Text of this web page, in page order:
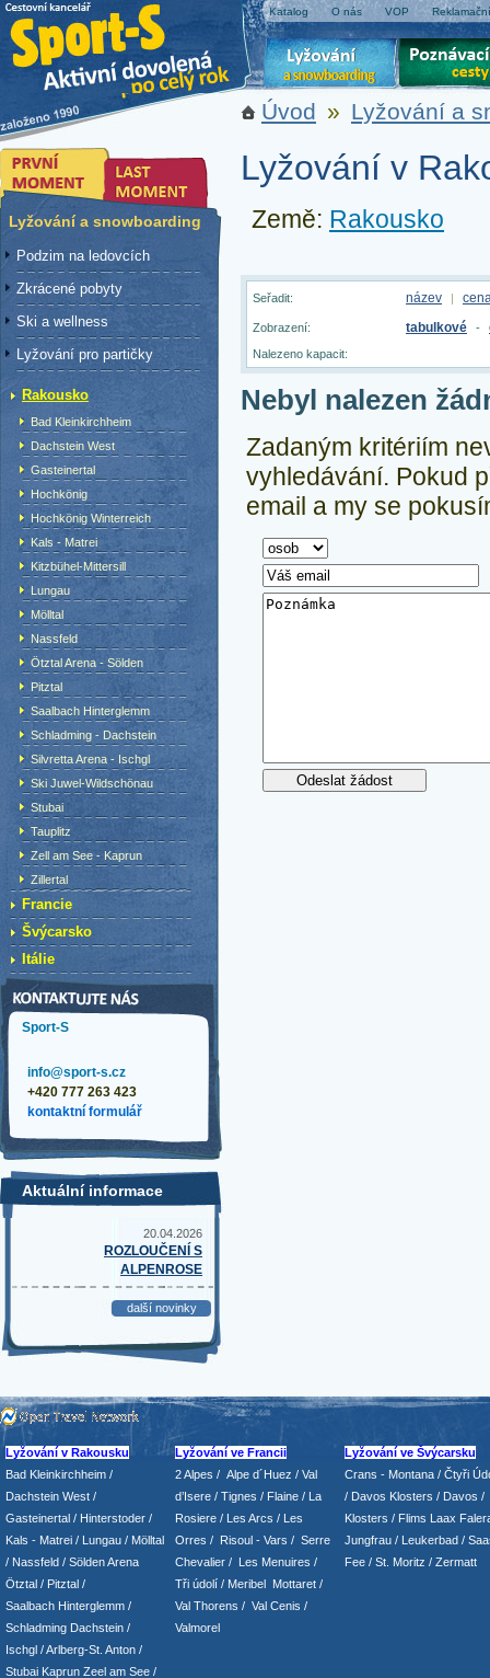
Katalog O nás VOP
Úvod » Lyžování a
Lyžování v
Země: Rakousko
Seřadit: název |
Zobrazení: tabulkové -
Nalezeno kapacit:
Nebyl nalezen
Zadaným kritériím
vyhledávání. Pokud
email a my se
Lyžování a snowboarding
Podzim na ledovcích
Zkrácené pobyty
Ski a wellness
Lyžování pro partičky
Rakousko
Bad Kleinkirchheim
Dachstein West
Gasteinertal
Hochkönig
Hochkönig Winterreich
Kals - Matrei
Kitzbühel-Mittersill
Lungau
Mölltal
Nassfeld
Ötztal Arena - Sölden
Pitztal
Saalbach Hinterglemm
Schladming - Dachstein
Silvretta Arena - Ischgl
Ski Juwel-Wildschönau
Stubai
Tauplitz
Zell am See - Kaprun
Zillertal
Francie
Švýcarsko
Itálie
Sport-S
info@sport-s.cz
+420 777 263 423
kontaktní formulář
Aktuální informace
20.04.2026
ROZLOUČENÍ S
ALPENROSE
další novinky
Lyžování v Rakousku
Bad Kleinkirchheim /
Dachstein West /
Gasteinertal / Hinterstoder /
Kals - Matrei / Lungau / Mölltal
/ Nassfeld / Sölden Arena
Ötztal / Pitztal /
Saalbach Hinterglemm /
Schladming Dachstein /
Ischgl /Arlberg-St. Anton /
Stubai Kaprun Zeel am See /
Lyžování ve Francii
2 Alpes / Alpe d´Huez / Val
d’Isere / Tignes / Flaine / La
Rosiere / Les Arcs / Les
Orres / Risoul - Vars / Serre
Chevalier / Les Menuires /
Tři údolí / Meribel Mottaret /
Val Thorens / Val Cenis /
Valmorel
Lyžování ve Švýcarsku
Crans - Montana / Čtyři
/ Davos Klosters / Davos /
Klosters / Flims Laax
Jungfrau / Leukerbad /
Fee / St. Moritz / Zermatt